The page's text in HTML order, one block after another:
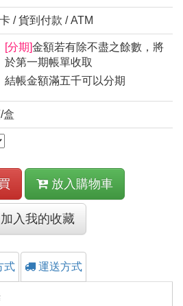
/ 貨到付款 / ATM
[分期]金額若有除不盡之餘數，將
於第一期帳單收取
結帳金額滿五千可以分期
盒
放入購物車
加入我的收藏
式 運送方式